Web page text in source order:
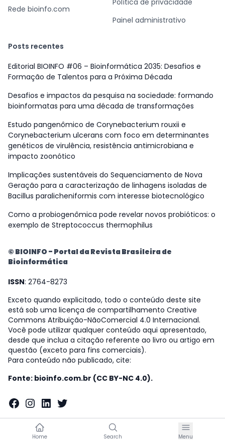
Home Search Menu
Rede bioinfo.com
Política de privacidade
Painel administrativo
Posts recentes
Editorial BIOINFO #06 – Bioinformática 2035: Desafios e
Formação de Talentos para a Próxima Década
Desafios e impactos da pesquisa na sociedade: formando
bioinformatas para uma década de transformações
Estudo pangenômico de Corynebacterium rouxii e
Corynebacterium ulcerans com foco em determinantes
genéticos de virulência, resistência antimicrobiana e
impacto zoonótico
Implicações sustentáveis do Sequenciamento de Nova
Geração para a caracterização de linhagens isoladas de
Bacillus paralicheniformis com interesse biotecnológico
Como a probiogenômica pode revelar novos probióticos: o
exemplo de Streptococcus thermophilus
© BIOINFO - Portal da Revista Brasileira de
Bioinformática
ISSN: 2764-8273
Exceto quando explicitado, todo o conteúdo deste site
está sob uma licença de compartilhamento Creative
Commons Atribuição-NãoComercial 4.0 Internacional.
Você pode utilizar qualquer conteúdo aqui apresentado,
desde que inclua a citação referente ao livro ou artigo em
questão (exceto para fins comerciais).
Para conteúdo não publicado, cite:
Fonte: bioinfo.com.br (CC BY-NC 4.0).
Facebook
Instagram
LinkedIn
Twitter